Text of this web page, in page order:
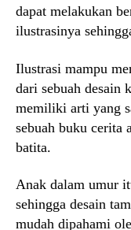
dapat melakukan
ilustrasinya
Ilustrasi mampu
dari sebuah desain
memiliki arti yang
sebuah buku cerita
batita.
Anak dalam umur
sehingga desain
mudah dipahami